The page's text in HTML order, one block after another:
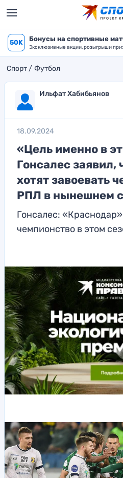
50K Бонусы на спортивные
Эксклюзивные акции, розыгрыши
Спорт Футбол
Ильфат Хабибьянов
18.09.2024
«Цель именно в
Гонсалес заявил,
хотят завоевать
РПЛ в нынешнем
Гонсалес:
чемпионство в этом